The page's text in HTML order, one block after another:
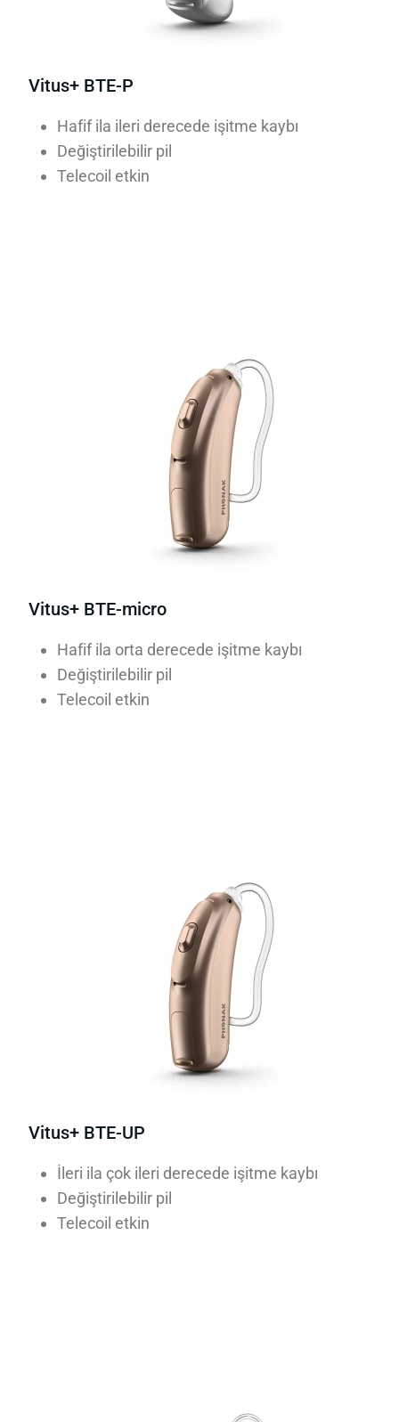
Vitus+ BTE-P
Hafif ila ileri derecede işitme kaybı
Değiştirilebilir pil
Telecoil etkin
Vitus+ BTE-micro
Hafif ila orta derecede işitme kaybı
Değiştirilebilir pil
Telecoil etkin
Vitus+ BTE-UP
İleri ila çok ileri derecede işitme kaybı
Değiştirilebilir pil
Telecoil etkin